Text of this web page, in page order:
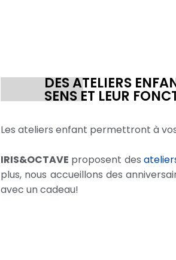
DES ATELIERS
SENS ET LEUR
Les ateliers enfant permettront à
IRIS&OCTAVE proposent des
plus, nous accueillons des
avec un cadeau!